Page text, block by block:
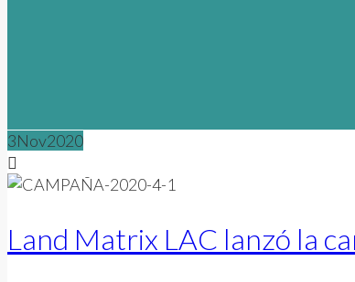
3Nov2020
Land Matrix LAC lanzó la